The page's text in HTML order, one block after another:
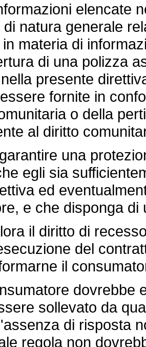
elencate
natura generale
materia di
di una polizza
presente
fornite in
o della
al diritto
una
egli sia
ed
e che disponga di
il diritto di
del
il
dovrebbe
sollevato da
di risposta
regola non